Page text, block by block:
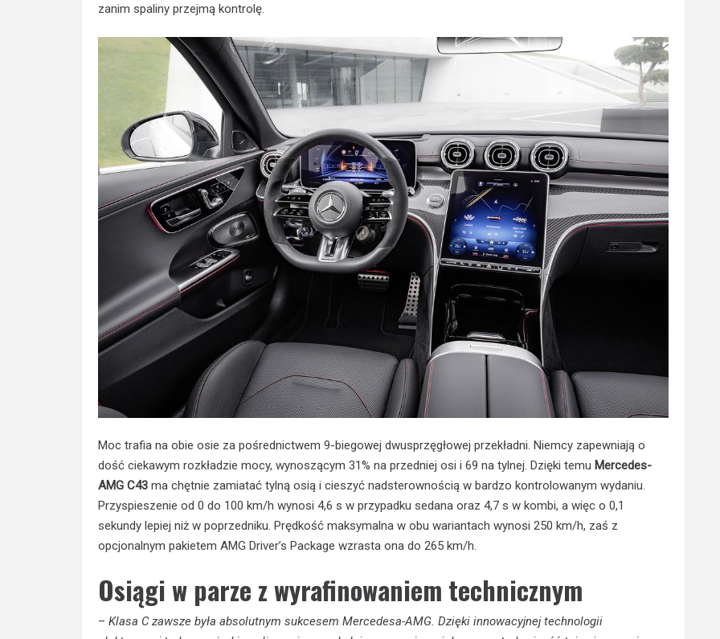
zanim spaliny przejmą kontrolę.
Moc trafia na obie osie za pośrednictwem 9-biegowej dwusprzęgłowej przekładni. Niemcy zapewniają o
dość ciekawym rozkładzie mocy, wynoszącym 31% na przedniej osi i 69 na tylnej. Dzięki temu Mercedes-
AMG C43 ma chętnie zamiatać tylną osią i cieszyć nadsterownością w bardzo kontrolowanym wydaniu.
Przyspieszenie od 0 do 100 km/h wynosi 4,6 s w przypadku sedana oraz 4,7 s w kombi, a więc o 0,1
sekundy lepiej niż w poprzedniku. Prędkość maksymalna w obu wariantach wynosi 250 km/h, zaś z
opcjonalnym pakietem AMG Driver’s Package wzrasta ona do 265 km/h.
Osiągi w parze z wyrafinowaniem technicznym
– Klasa C zawsze była absolutnym sukcesem Mercedesa-AMG. Dzięki innowacyjnej technologii